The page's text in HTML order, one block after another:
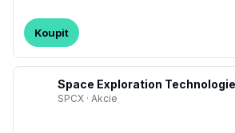
Koupit
SPCX · Akcie